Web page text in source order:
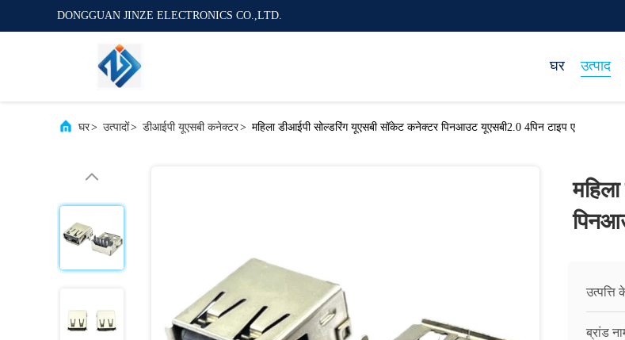
DONGGUAN JINZE ELECTRONICS CO.,LTD.
घर उत्पाद
घर> उत्पादों> डीआईपी यूएसबी कनेक्टर> महिला डीआईपी सोल्डरिंग यूएसबी सॉकेट कनेक्टर पिनआउट यूएसबी2.0 4पिन टाइप ए
उत्पत्ति
ब्रांड